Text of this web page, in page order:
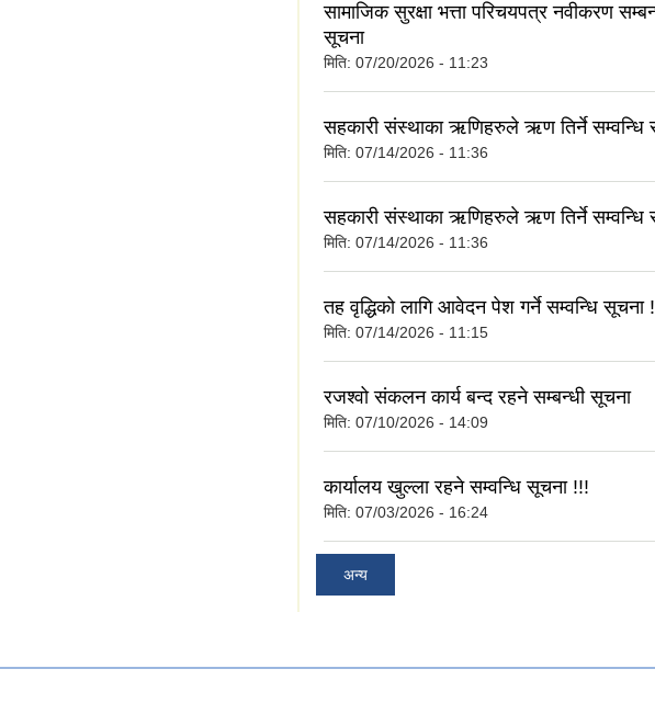
सामाजिक सुरक्षा भत्ता परिचयपत्र नवीकरण
सूचना
मिति: 07/20/2026 - 11:23
सहकारी संस्थाका ऋणिहरुले ऋण तिर्ने सम्वन्धि
मिति: 07/14/2026 - 11:36
सहकारी संस्थाका ऋणिहरुले ऋण तिर्ने सम्वन्धि
मिति: 07/14/2026 - 11:36
तह वृद्धिको लागि आवेदन पेश गर्ने सम्वन्धि सूचना
मिति: 07/14/2026 - 11:15
रजश्वो संकलन कार्य बन्द रहने सम्बन्धी सूचना
मिति: 07/10/2026 - 14:09
कार्यालय खुल्ला रहने सम्वन्धि सूचना !!!
मिति: 07/03/2026 - 16:24
अन्य